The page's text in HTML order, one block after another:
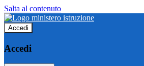
Salta al contenuto
Accedi
Accedi